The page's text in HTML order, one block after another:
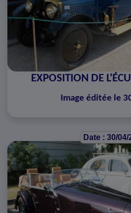
EXPOSITION DE
Image éditée le
Date : 30/04/